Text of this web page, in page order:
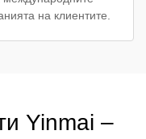
на клиентите.
Yinmai –